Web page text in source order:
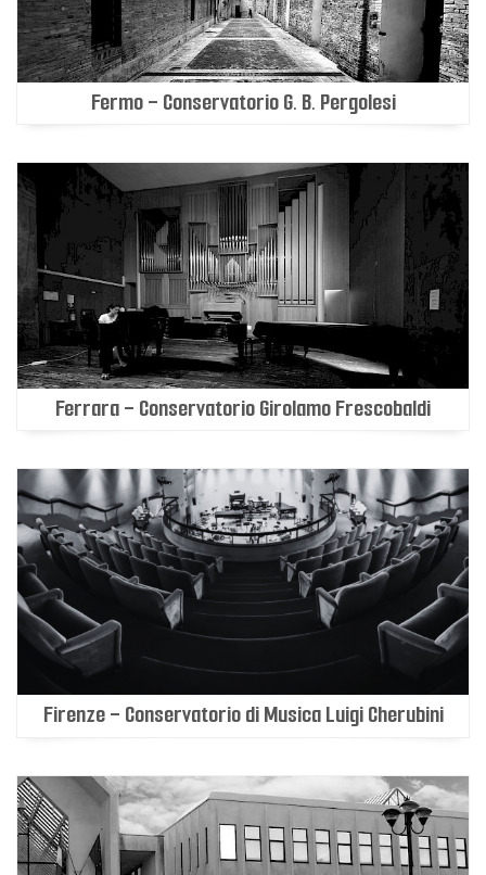
Fermo - Conservatorio G. B. Pergolesi
Ferrara - Conservatorio Girolamo Frescobaldi
Firenze - Conservatorio di Musica Luigi Cherubini